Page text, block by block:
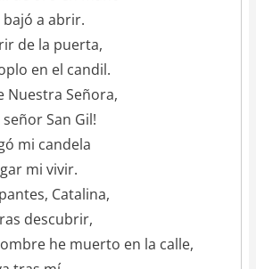
a abrir.
de la puerta,
en el candil.
Nuestra Señora,
San Gil!
mi candela
mi vivir.
Catalina,
descubrir,
he muerto en la calle,